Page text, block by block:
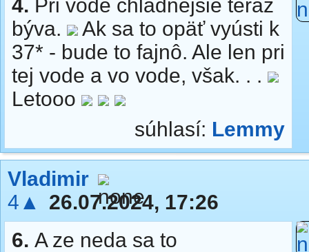
4. Pri vode chladnejšie teraz
býva.
Ak sa to opäť vyústi k
37* - bude to fajnô. Ale len pri
tej vode a vo vode, však. . .
Letooo
súhlasí: Lemmy
Vladimir
4▲
26.07.2024, 17:26
6. A ze neda sa to